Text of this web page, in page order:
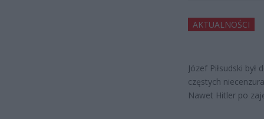
AKTUALNOŚCI
Józef Piłsudski
częstych
Nawet Hitler po